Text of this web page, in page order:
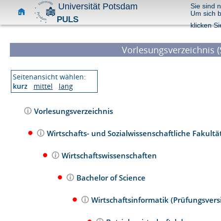
Universität Potsdam
PULS
Sie sind
Um sich
klicken
Vorlesungsverzeichnis
Seitenansicht wählen:
kurz
mittel lang
Vorlesungsverzeichnis
Wirtschafts- und Sozialwissenschaftliche
Wirtschaftswissenschaften
Bachelor of Science
Wirtschaftsinformatik